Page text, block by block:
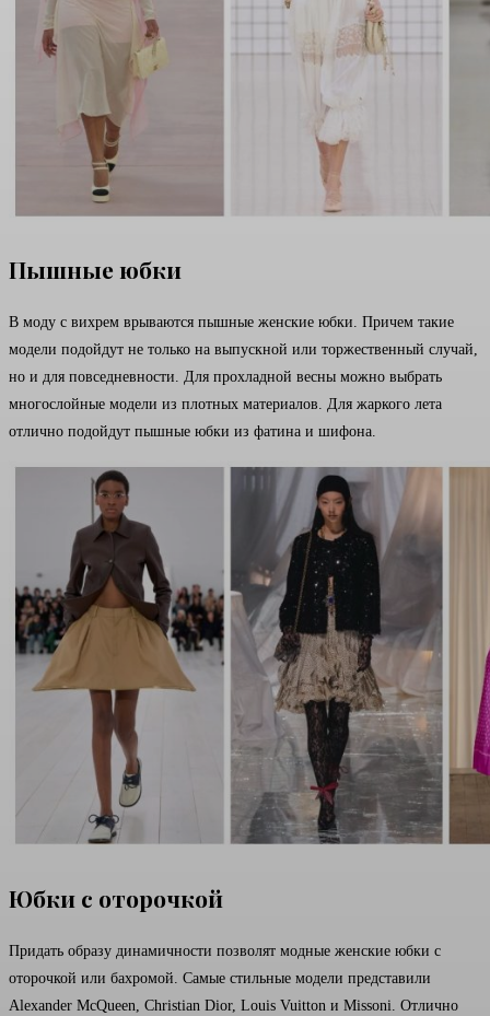
Пышные юбки
В моду с вихрем врываются пышные женские юбки. Причем такие
модели подойдут не только на выпускной или торжественный случай,
но и для повседневности. Для прохладной весны можно выбрать
многослойные модели из плотных материалов. Для жаркого лета
отлично подойдут пышные юбки из фатина и шифона.
Юбки с оторочкой
Придать образу динамичности позволят модные женские юбки с
оторочкой или бахромой. Самые стильные модели представили
Alexander McQueen, Christian Dior, Louis Vuitton и Missoni. Отлично